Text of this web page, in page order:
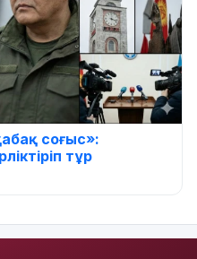
соғыс»:
тұр